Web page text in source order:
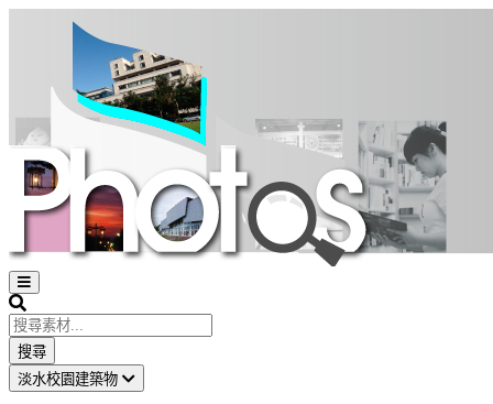
Open
sidebar
Search
搜尋
淡水校園建築物